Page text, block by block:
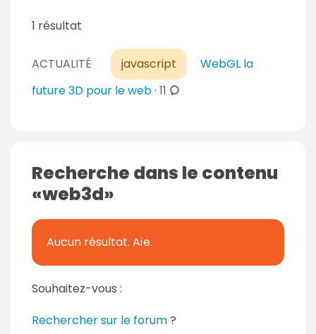
1 résultat
ACTUALITÉ javascript
WebGL la
future 3D pour le web· 11 c
n
e
Recherche dans le contenu
web3d
Aucun résultat. Aïe.
Souhaitez-vous :
Rechercher sur le forum?